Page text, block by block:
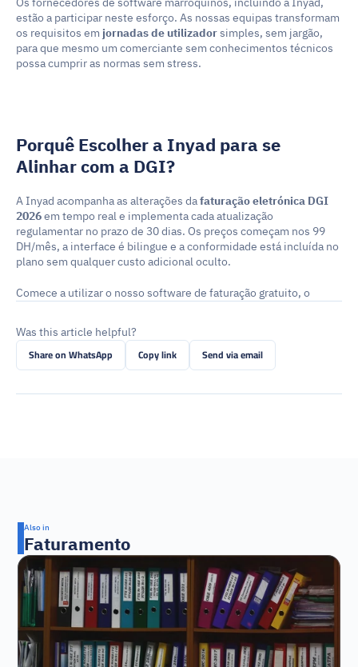
estão a participar neste esforço. As nossas equipas transformam
os requisitos em jornadas de utilizador simples, sem jargão,
para que mesmo um comerciante sem conhecimentos técnicos
possa cumprir as normas sem stress.
Porquê Escolher a Inyad para se
Alinhar com a DGI?
A Inyad acompanha as alterações da faturação eletrónica DGI
2026 em tempo real e implementa cada atualização
regulamentar no prazo de 30 dias. Os preços começam nos 99
DH/mês, a interface é bilingue e a conformidade está incluída no
plano sem qualquer custo adicional oculto.
Comece a utilizar o nosso software de faturação gratuito, o
Was this article helpful?
Share on WhatsApp Copy link Send via email
Also in
Faturamento